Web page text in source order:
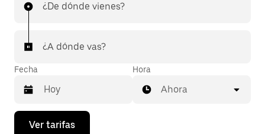
¿De dónde vienes?
¿A dónde vas?
Fecha
Presiona
Hora
Ahora
Ver tarifas